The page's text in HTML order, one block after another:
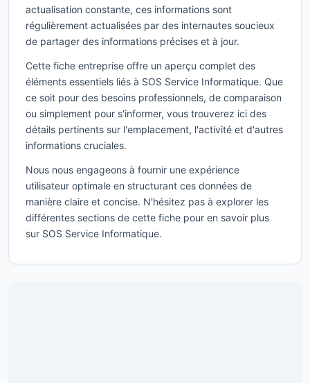
actualisation constante, ces informations sont
régulièrement actualisées par des internautes soucieux
de partager des informations précises et à jour.
Cette fiche entreprise offre un aperçu complet des
éléments essentiels liés à SOS Service Informatique. Que
ce soit pour des besoins professionnels, de comparaison
ou simplement pour s'informer, vous trouverez ici des
détails pertinents sur l'emplacement, l'activité et d'autres
informations cruciales.
Nous nous engageons à fournir une expérience
utilisateur optimale en structurant ces données de
manière claire et concise. N'hésitez pas à explorer les
différentes sections de cette fiche pour en savoir plus
sur SOS Service Informatique.